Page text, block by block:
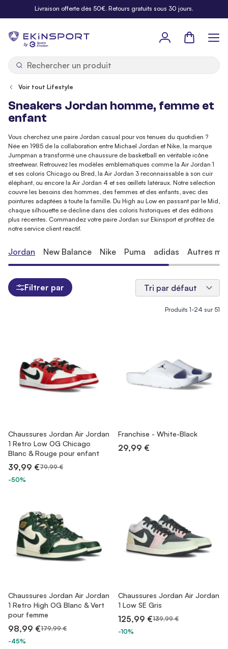
Allez au contenuLivraison offerte dès 50€. Retours gratuits sous 30 jours.
by
Panier
Voir tout Lifestyle
Sneakers Jordan homme, femme et
enfant
Vous cherchez une paire Jordan casual pour vos tenues du quotidien ?
Née en 1985 de la collaboration entre Michael Jordan et Nike, la marque
Jumpman a transformé une chaussure de basketball en véritable icône
streetwear. Retrouvez les modèles emblématiques comme la Air Jordan 1
et ses coloris Chicago ou Bred, la Air Jordan 3 reconnaissable à son cuir
éléphant, ou encore la Air Jordan 4 et ses œillets latéraux. Notre sélection
couvre les besoins des hommes, des femmes et des enfants, avec des
pointures adaptées à toute la famille. Du High au Low en passant par le Mid,
chaque silhouette se décline dans des coloris historiques et des éditions
plus récentes. Commandez votre paire Jordan sur Ekinsport et profitez de
notre service client réactif.
Produits 1-24 sur 51
Chaussures Jordan Air Jordan
1 Retro Low OG Chicago
Blanc & Rouge pour enfant
39,99 €79,99 €
-50%
Franchise - White-Black
29,99 €
Chaussures Jordan Air Jordan
1 Retro High OG Blanc & Vert
pour femme
98,99 €179,99 €
-45%
Chaussures Jordan Air Jordan
1 Low SE Gris
125,99 €139,99 €
-10%
Jordan New Balance Nike Puma adidas Autres
Filtrer par